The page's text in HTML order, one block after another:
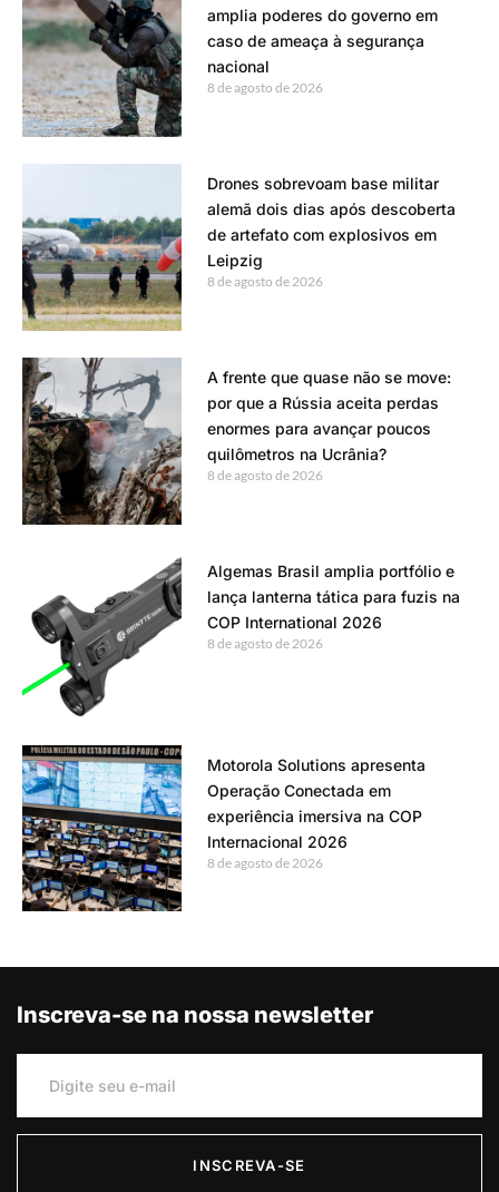
amplia poderes do governo em
caso de ameaça à segurança
nacional
8 de agosto de 2026
Drones sobrevoam base militar
alemã dois dias após descoberta
de artefato com explosivos em
Leipzig
8 de agosto de 2026
A frente que quase não se move:
por que a Rússia aceita perdas
enormes para avançar poucos
quilômetros na Ucrânia?
8 de agosto de 2026
Algemas Brasil amplia portfólio e
lança lanterna tática para fuzis na
COP International 2026
8 de agosto de 2026
Motorola Solutions apresenta
Operação Conectada em
experiência imersiva na COP
Internacional 2026
8 de agosto de 2026
Inscreva-se na nossa newsletter
INSCREVA-SE